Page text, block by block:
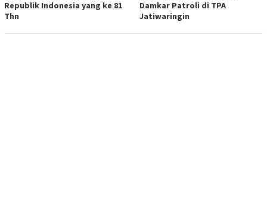
Republik Indonesia yang ke 81
Thn
Damkar Patroli di TPA
Jatiwaringin